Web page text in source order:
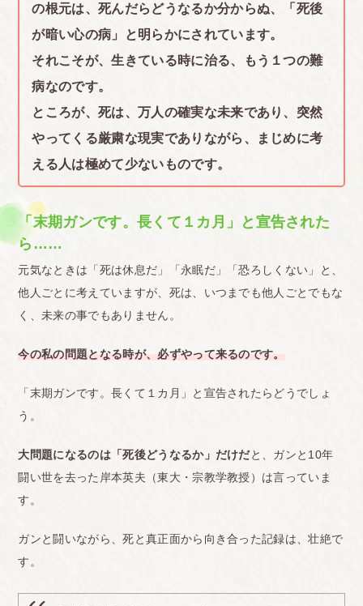
の根元は、死んだらどうなるか分からぬ、「死後
が暗い心の病」と明らかにされています。
それこそが、生きている時に治る、もう１つの難
病なのです。
ところが、死は、万人の確実な未来であり、突然
やってくる厳粛な現実でありながら、まじめに考
える人は極めて少ないものです。
「末期ガンです。長くて１カ月」と宣告された
ら……
元気なときは「死は休息だ」「永眠だ」「恐ろしくない」と、
他人ごとに考えていますが、死は、いつまでも他人ごとでもな
く、未来の事でもありません。
今の私の問題となる時が、必ずやって来るのです。
「末期ガンです。長くて１カ月」と宣告されたらどうでしょ
う。
大問題になるのは「死後どうなるか」だけだと、ガンと10年
闘い世を去った岸本英夫（東大・宗教学教授）は言っていま
す。
ガンと闘いながら、死と真正面から向き合った記録は、壮絶で
す。